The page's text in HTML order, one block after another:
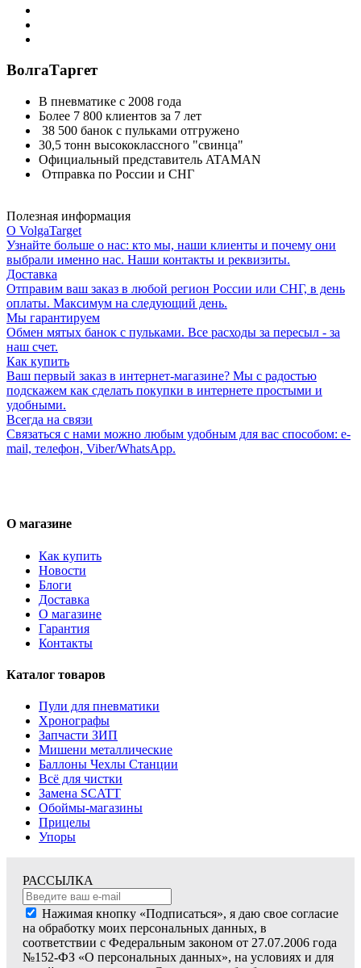
ВолгаТаргет
В пневматике с 2008 года
Более 7 800 клиентов за 7 лет
38 500 банок с пульками отгружено
30,5 тонн высококлассного "свинца"
Официальный представитель ATAMAN
Отправка по России и СНГ
Полезная информация
О VolgaTarget
Узнайте больше о нас: кто мы, наши клиенты и почему они
выбрали именно нас. Наши контакты и реквизиты.
Доставка
Отправим ваш заказ в любой регион России или СНГ, в день
оплаты. Максимум на следующий день.
Мы гарантируем
Обмен мятых банок с пульками. Все расходы за пересыл - за
наш счет.
Как купить
Ваш первый заказ в интернет-магазине? Мы с радостью
подскажем как сделать покупки в интернете простыми и
удобными.
Всегда на связи
Связаться с нами можно любым удобным для вас способом: e-
mail, телефон, Viber/WhatsApp.
О магазине
Как купить
Новости
Блоги
Доставка
О магазине
Гарантия
Контакты
Каталог товаров
Пули для пневматики
Хронографы
Запчасти ЗИП
Мишени металлические
Баллоны Чехлы Станции
Всё для чистки
Замена SCATT
Обоймы-магазины
Прицелы
Упоры
РАССЫЛКА
Нажимая кнопку «Подписаться», я даю свое согласие
на обработку моих персональных данных, в
соответствии с Федеральным законом от 27.07.2006 года
№152-ФЗ «О персональных данных», на условиях и для